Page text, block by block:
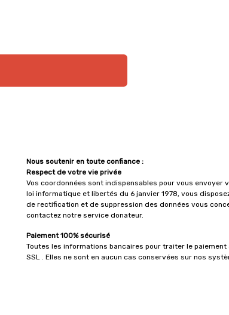
Nous soutenir en toute confiance :
Respect de votre vie privée
Vos coordonnées sont indispensables pour vous envoyer
loi informatique et libertés du 6 janvier 1978, vous
de rectification et de suppression des données vous
contactez notre service donateur.
Paiement 100% sécurisé
Toutes les informations bancaires pour traiter le
SSL . Elles ne sont en aucun cas conservées sur nos